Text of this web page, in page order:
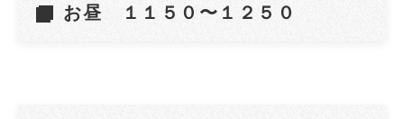
お昼 １１５０〜１２５０